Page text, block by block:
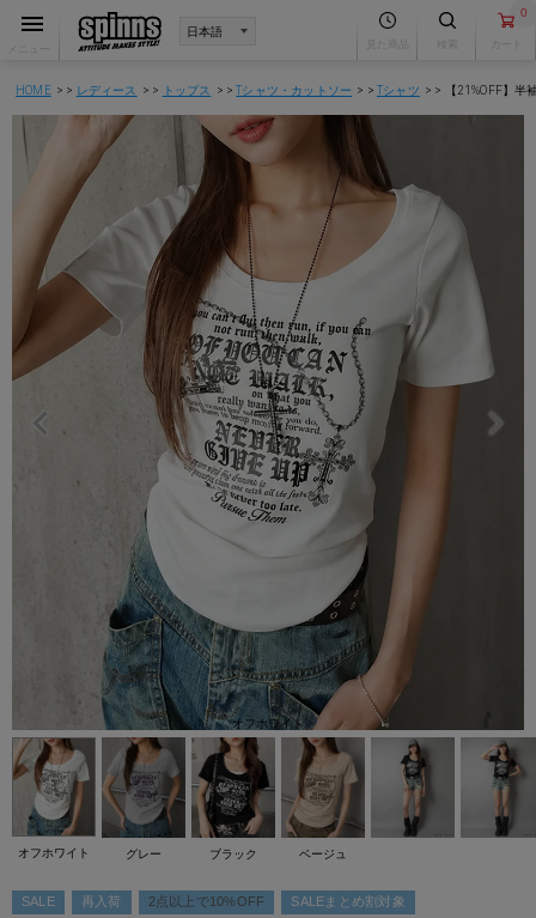
0
HOME レディース トップス Tシャツ・カットソー Tシャツ 【21%OFF】
SALE 再入荷 2点以上で10%OFF SALEまとめ割対象
オフホワイト
オフホワイト グレー ブラック ベージュ